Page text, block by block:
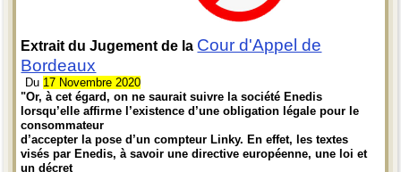
Extrait du Jugement de la Cour d'Appel de
Bordeaux
Du 17 Novembre 2020
"Or, à cet égard, on ne saurait suivre la société Enedis
lorsqu’elle affirme l’existence d’une obligation légale pour le
consommateur
d’accepter la pose d’un compteur Linky. En effet, les textes
visés par Enedis, à savoir une directive européenne, une loi et
un décret